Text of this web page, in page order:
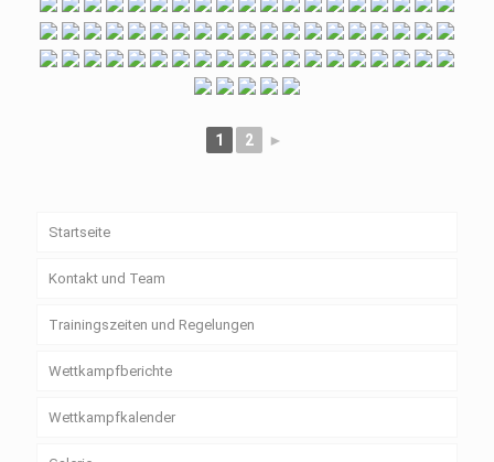
1 2 ►
Startseite
Kontakt und Team
Trainingszeiten und Regelungen
Wettkampfberichte
Wettkampfkalender